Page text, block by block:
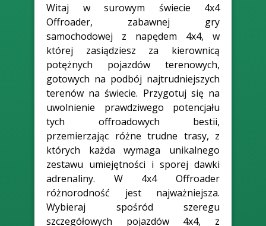
Witaj w surowym świecie 4x4
Offroader, zabawnej gry
samochodowej z napędem 4x4, w
której zasiądziesz za kierownicą
potężnych pojazdów terenowych,
gotowych na podbój najtrudniejszych
terenów na świecie. Przygotuj się na
uwolnienie prawdziwego potencjału
tych offroadowych bestii,
przemierzając różne trudne trasy, z
których każda wymaga unikalnego
zestawu umiejętności i sporej dawki
adrenaliny. W 4x4 Offroader
różnorodność jest najważniejsza.
Wybieraj spośród szeregu
szczegółowych pojazdów 4x4, z